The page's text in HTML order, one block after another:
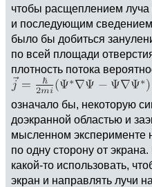
чтобы расщеплением луча
и последующим
было бы добиться
по всей площади
плотность потока
означало бы, некоторую
доэкранной областью и
мысленном эксперименте
по одну сторону от
какой-то использовать,
экран и направлять лучи